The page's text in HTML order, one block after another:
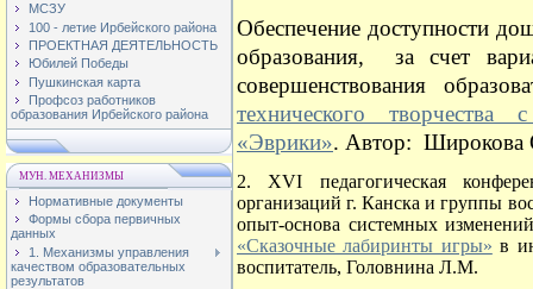
МСЗУ
100 - летие Ирбейского района
ПРОЕКТНАЯ ДЕЯТЕЛЬНОСТЬ
Юбилей Победы
Пушкинская карта
Профсоз работников
образования Ирбейского района
МУН. МЕХАНИЗМЫ
Нормативные документы
Формы сбора первичных
данных
1. Механизмы управления
качеством образовательных
результатов
Обеспечение доступности
образования, за счет
совершенствования
технического творчества
«Эврики». Автор: Широкова
2. XVI педагогическая
организаций г. Канска и группы
опыт-основа системных
«Сказочные лабиринты игры» в
воспитатель, Головнина Л.М.